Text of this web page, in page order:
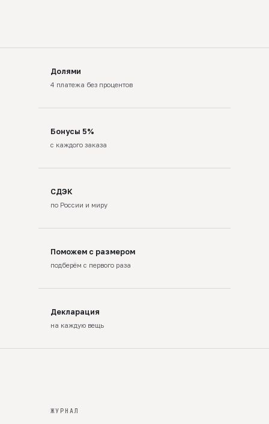
Долями
4 платежа без процентов
Бонусы 5%
с каждого заказа
СДЭК
по России и миру
Поможем с размером
подберём с первого раза
Декларация
на каждую вещь
ЖУРНАЛ